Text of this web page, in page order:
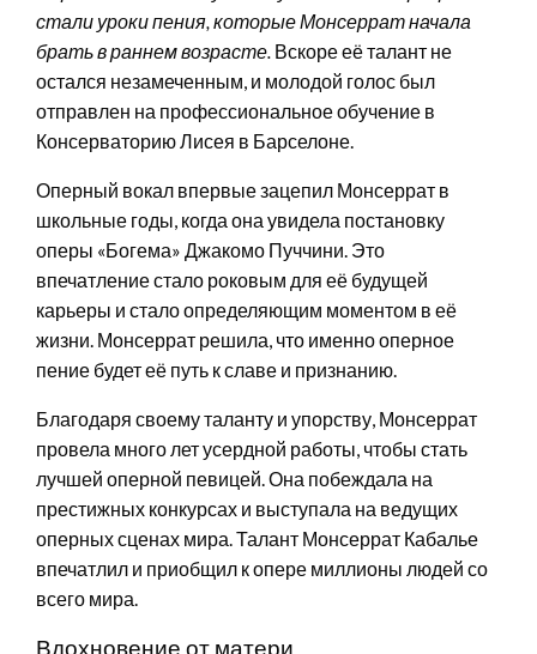
стали уроки пения, которые Монсеррат начала
брать в раннем возрасте. Вскоре её талант не
остался незамеченным, и молодой голос был
отправлен на профессиональное обучение в
Консерваторию Лисея в Барселоне.
Оперный вокал впервые зацепил Монсеррат в
школьные годы, когда она увидела постановку
оперы «Богема» Джакомо Пуччини. Это
впечатление стало роковым для её будущей
карьеры и стало определяющим моментом в её
жизни. Монсеррат решила, что именно оперное
пение будет её путь к славе и признанию.
Благодаря своему таланту и упорству, Монсеррат
провела много лет усердной работы, чтобы стать
лучшей оперной певицей. Она побеждала на
престижных конкурсах и выступала на ведущих
оперных сценах мира. Талант Монсеррат Кабалье
впечатлил и приобщил к опере миллионы людей со
всего мира.
Вдохновение от матери